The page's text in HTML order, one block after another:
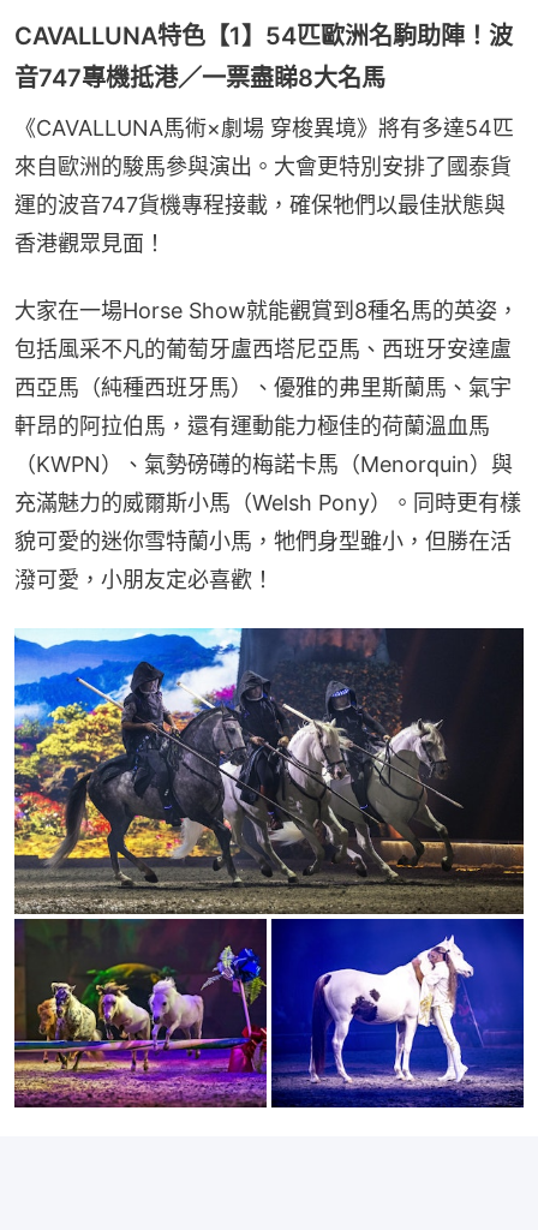
CAVALLUNA特色【1】54匹歐洲名駒助陣！波
音747專機抵港／一票盡睇8大名馬
《CAVALLUNA馬術×劇場 穿梭異境》將有多達54匹
來自歐洲的駿馬參與演出。大會更特別安排了國泰貨
運的波音747貨機專程接載，確保牠們以最佳狀態與
香港觀眾見面！
大家在一場Horse Show就能觀賞到8種名馬的英姿，
包括風采不凡的葡萄牙盧西塔尼亞馬、西班牙安達盧
西亞馬（純種西班牙馬）、優雅的弗里斯蘭馬、氣宇
軒昂的阿拉伯馬，還有運動能力極佳的荷蘭溫血馬
（KWPN）、氣勢磅礡的梅諾卡馬（Menorquin）與
充滿魅力的威爾斯小馬（Welsh Pony）。同時更有樣
貌可愛的迷你雪特蘭小馬，牠們身型雖小，但勝在活
潑可愛，小朋友定必喜歡！